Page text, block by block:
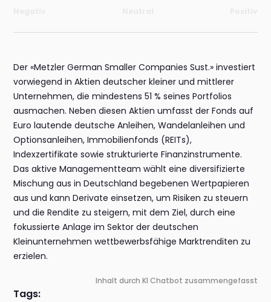
Der «Metzler German Smaller Companies Sust.» investiert
vorwiegend in Aktien deutscher kleiner und mittlerer
Unternehmen, die mindestens 51 % seines Portfolios
ausmachen. Neben diesen Aktien umfasst der Fonds auf
Euro lautende deutsche Anleihen, Wandelanleihen und
Optionsanleihen, Immobilienfonds (REITs),
Indexzertifikate sowie strukturierte Finanzinstrumente.
Das aktive Managementteam wählt eine diversifizierte
Mischung aus in Deutschland begebenen Wertpapieren
aus und kann Derivate einsetzen, um Risiken zu steuern
und die Rendite zu steigern, mit dem Ziel, durch eine
fokussierte Anlage im Sektor der deutschen
Kleinunternehmen wettbewerbsfähige Marktrenditen zu
erzielen.
Inhalt durch KI Chatbot zusammengefasst
Tags: